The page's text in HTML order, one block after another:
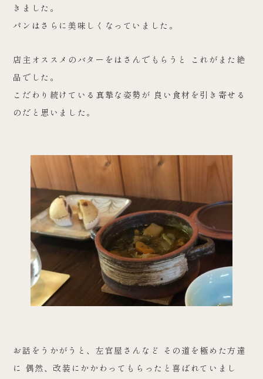
きました。
パンはさらに美味しくなっていました。
店主オススメのバターをはさんでもらうと これがまた絶
品でした。
こだわり続けている真摯な姿勢が 良い食材を引き寄せる
のだと思いました。
お話をうかがうと、左官屋さんなど その道を極めた方達
に 偶然、改装にかかわってもらったと喜ばれていまし